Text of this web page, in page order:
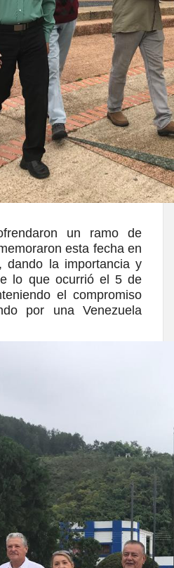
un ramo de
esta fecha en
dando la importancia y
lo que ocurrió el 5 de
el compromiso
por una Venezuela